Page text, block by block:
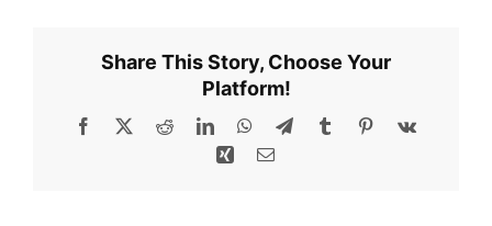
Share This Story, Choose Your
Platform!
Facebook Reddit LinkedInWhatsAppTelegram
TumblrPinterest
Xing